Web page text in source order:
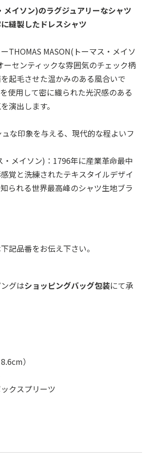
メイソン)のラグジュアリーなシャツ
縫製したドレスシャツ
THOMAS MASON(トーマス・メイソ
センティックな雰囲気のチェック柄
起毛させた温かみのある風合いで
使用して密に織られた光沢感のある
演出します。
な印象を与える、現代的な程よいフ
メイソン)：1796年に産業革命最中
覚と洗練されたテキスタイルデザイ
られる世界最高峰のシャツ生地ブラ
記品番をお伝え下さい。
グはショッピングバッグ包装にて承
）
クスプリーツ